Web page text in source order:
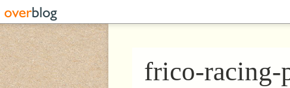
frico-racing-